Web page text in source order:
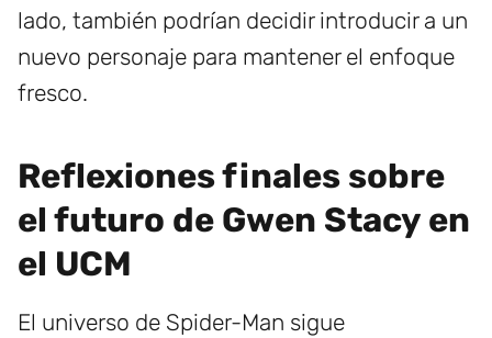
lado, también podrían decidir introducir a un
nuevo personaje para mantener el enfoque
fresco.
Reflexiones finales sobre
el futuro de Gwen Stacy en
el UCM
El universo de Spider-Man sigue